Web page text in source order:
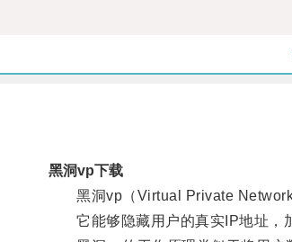
黑洞vp下载
黑洞vp（Virtual Private Network
它能够隐藏用户的真实IP地址，加